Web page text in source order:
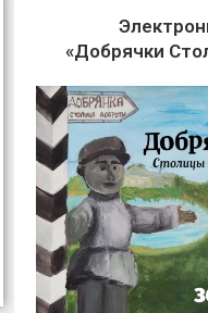
«Добрячки